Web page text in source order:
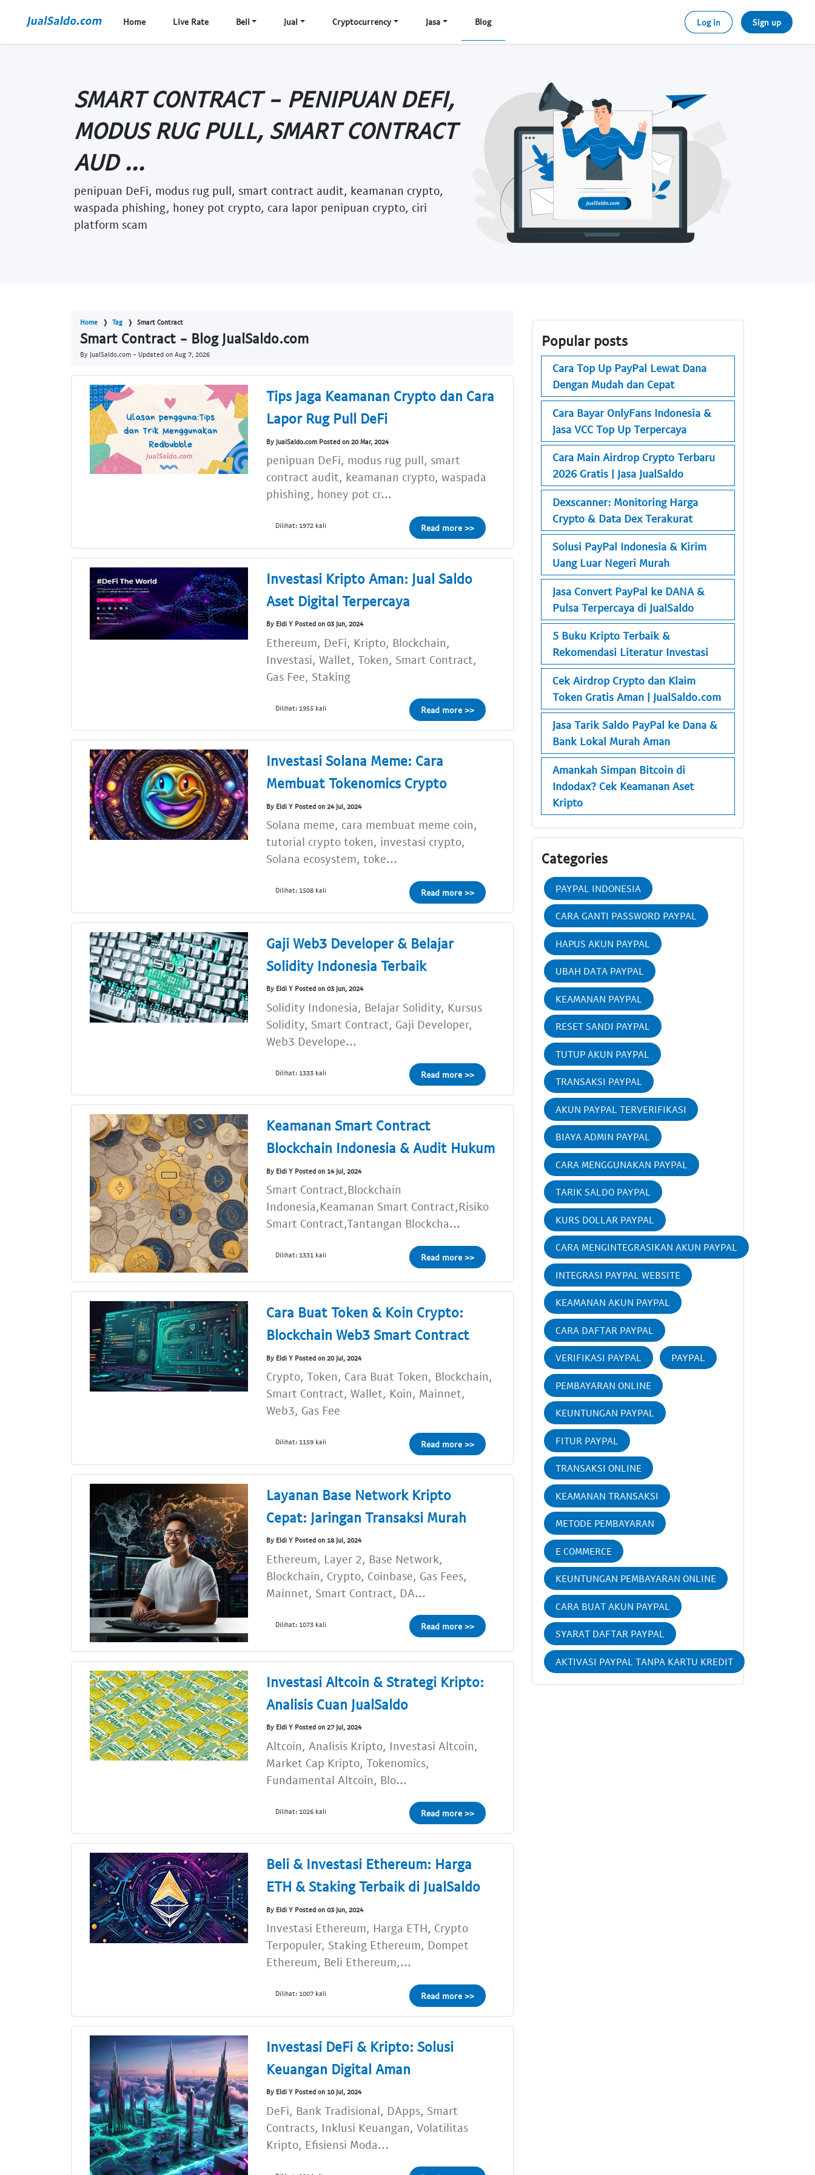
Home Live Rate Beli Jual Cryptocurrency Jasa Blog Log in Sign up
SMART CONTRACT - PENIPUAN DEFI,
MODUS RUG PULL, SMART CONTRACT
AUD ...
penipuan DeFi, modus rug pull, smart contract audit, keamanan crypto,
waspada phishing, honey pot crypto, cara lapor penipuan crypto, ciri
platform scam
Home Tag Smart Contract
Smart Contract - Blog JualSaldo.com
By JualSaldo.com - Updated on Aug 7, 2026
Tips Jaga Keamanan Crypto dan Cara
Lapor Rug Pull DeFi
By JualSaldo.com Posted on 20 Mar, 2024
penipuan DeFi, modus rug pull, smart
contract audit, keamanan crypto, waspada
phishing, honey pot cr...
Dilihat: 1972 kali Read more >>
Investasi Kripto Aman: Jual Saldo
Aset Digital Terpercaya
By Eldi Y Posted on 03 Jun, 2024
Ethereum, DeFi, Kripto, Blockchain,
Investasi, Wallet, Token, Smart Contract,
Gas Fee, Staking
Dilihat: 1955 kali Read more >>
Investasi Solana Meme: Cara
Membuat Tokenomics Crypto
By Eldi Y Posted on 24 Jul, 2024
Solana meme, cara membuat meme coin,
tutorial crypto token, investasi crypto,
Solana ecosystem, toke...
Dilihat: 1508 kali Read more >>
Gaji Web3 Developer & Belajar
Solidity Indonesia Terbaik
By Eldi Y Posted on 03 Jun, 2024
Solidity Indonesia, Belajar Solidity, Kursus
Solidity, Smart Contract, Gaji Developer,
Web3 Develope...
Dilihat: 1333 kali Read more >>
Keamanan Smart Contract
Blockchain Indonesia & Audit Hukum
By Eldi Y Posted on 14 Jul, 2024
Smart Contract,Blockchain
Indonesia,Keamanan Smart Contract,Risiko
Smart Contract,Tantangan Blockcha...
Dilihat: 1331 kali Read more >>
Cara Buat Token & Koin Crypto:
Blockchain Web3 Smart Contract
By Eldi Y Posted on 20 Jul, 2024
Crypto, Token, Cara Buat Token, Blockchain,
Smart Contract, Wallet, Koin, Mainnet,
Web3, Gas Fee
Dilihat: 1159 kali Read more >>
Layanan Base Network Kripto
Cepat: Jaringan Transaksi Murah
By Eldi Y Posted on 18 Jul, 2024
Ethereum, Layer 2, Base Network,
Blockchain, Crypto, Coinbase, Gas Fees,
Mainnet, Smart Contract, DA...
Dilihat: 1073 kali Read more >>
Investasi Altcoin & Strategi Kripto:
Analisis Cuan JualSaldo
By Eldi Y Posted on 27 Jul, 2024
Altcoin, Analisis Kripto, Investasi Altcoin,
Market Cap Kripto, Tokenomics,
Fundamental Altcoin, Blo...
Dilihat: 1026 kali Read more >>
Beli & Investasi Ethereum: Harga
ETH & Staking Terbaik di JualSaldo
By Eldi Y Posted on 03 Jun, 2024
Investasi Ethereum, Harga ETH, Crypto
Terpopuler, Staking Ethereum, Dompet
Ethereum, Beli Ethereum,...
Dilihat: 1007 kali Read more >>
Investasi DeFi & Kripto: Solusi
Keuangan Digital Aman
By Eldi Y Posted on 10 Jul, 2024
DeFi, Bank Tradisional, DApps, Smart
Contracts, Inklusi Keuangan, Volatilitas
Kripto, Efisiensi Moda...
Popular posts
Cara Top Up PayPal Lewat Dana
Dengan Mudah dan Cepat
Cara Bayar OnlyFans Indonesia &
Jasa VCC Top Up Terpercaya
Cara Main Airdrop Crypto Terbaru
2026 Gratis | Jasa JualSaldo
Dexscanner: Monitoring Harga
Crypto & Data Dex Terakurat
Solusi PayPal Indonesia & Kirim
Uang Luar Negeri Murah
Jasa Convert PayPal ke DANA &
Pulsa Terpercaya di JualSaldo
5 Buku Kripto Terbaik &
Rekomendasi Literatur Investasi
Cek Airdrop Crypto dan Klaim
Token Gratis Aman | JualSaldo.com
Jasa Tarik Saldo PayPal ke Dana &
Bank Lokal Murah Aman
Amankah Simpan Bitcoin di
Indodax? Cek Keamanan Aset
Kripto
Categories
PAYPAL INDONESIA
CARA GANTI PASSWORD PAYPAL
HAPUS AKUN PAYPAL
UBAH DATA PAYPAL
KEAMANAN PAYPAL
RESET SANDI PAYPAL
TUTUP AKUN PAYPAL
TRANSAKSI PAYPAL
AKUN PAYPAL TERVERIFIKASI
BIAYA ADMIN PAYPAL
CARA MENGGUNAKAN PAYPAL
TARIK SALDO PAYPAL
KURS DOLLAR PAYPAL
CARA MENGINTEGRASIKAN AKUN PAYPAL
INTEGRASI PAYPAL WEBSITE
KEAMANAN AKUN PAYPAL
CARA DAFTAR PAYPAL
VERIFIKASI PAYPAL PAYPAL
PEMBAYARAN ONLINE
KEUNTUNGAN PAYPAL
FITUR PAYPAL
TRANSAKSI ONLINE
KEAMANAN TRANSAKSI
METODE PEMBAYARAN
E COMMERCE
KEUNTUNGAN PEMBAYARAN ONLINE
CARA BUAT AKUN PAYPAL
SYARAT DAFTAR PAYPAL
AKTIVASI PAYPAL TANPA KARTU KREDIT